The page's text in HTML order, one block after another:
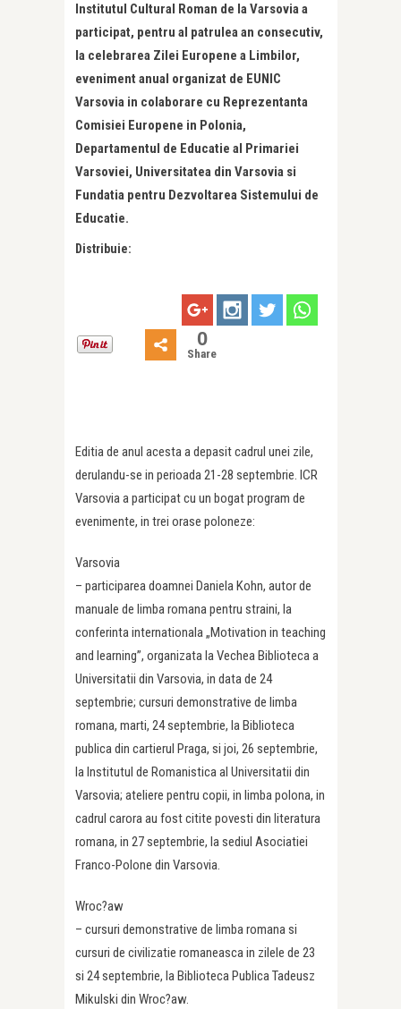
Institutul Cultural Roman de la Varsovia a
participat, pentru al patrulea an consecutiv,
la celebrarea Zilei Europene a Limbilor,
eveniment anual organizat de EUNIC
Varsovia in colaborare cu Reprezentanta
Comisiei Europene in Polonia,
Departamentul de Educatie al Primariei
Varsoviei, Universitatea din Varsovia si
Fundatia pentru Dezvoltarea Sistemului de
Educatie.
Distribuie:
0
Share
Editia de anul acesta a depasit cadrul unei zile,
derulandu-se in perioada 21-28 septembrie. ICR
Varsovia a participat cu un bogat program de
evenimente, in trei orase poloneze:
Varsovia
– participarea doamnei Daniela Kohn, autor de
manuale de limba romana pentru straini, la
conferinta internationala „Motivation in teaching
and learning”, organizata la Vechea Biblioteca a
Universitatii din Varsovia, in data de 24
septembrie; cursuri demonstrative de limba
romana, marti, 24 septembrie, la Biblioteca
publica din cartierul Praga, si joi, 26 septembrie,
la Institutul de Romanistica al Universitatii din
Varsovia; ateliere pentru copii, in limba polona, in
cadrul carora au fost citite povesti din literatura
romana, in 27 septembrie, la sediul Asociatiei
Franco-Polone din Varsovia.
Wroc?aw
– cursuri demonstrative de limba romana si
cursuri de civilizatie romaneasca in zilele de 23
si 24 septembrie, la Biblioteca Publica Tadeusz
Mikulski din Wroc?aw.